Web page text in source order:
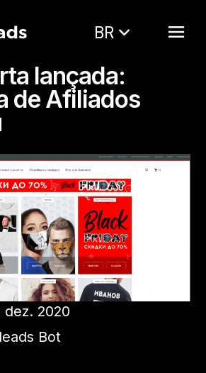
BR
lançada:
de Afiliados
2020
Bot